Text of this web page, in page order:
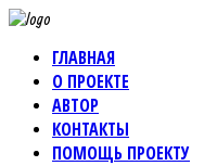
ГЛАВНАЯ
О ПРОЕКТЕ
АВТОР
КОНТАКТЫ
ПОМОЩЬ ПРОЕКТУ